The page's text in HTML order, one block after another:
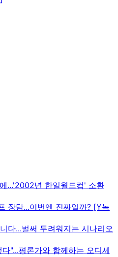
...'2002년 한일월드컵' 소환
장담...이번엔 진짜일까? [Y녹
다...벌써 두려워지는 시나리오
"...평론가와 함께하는 오디세